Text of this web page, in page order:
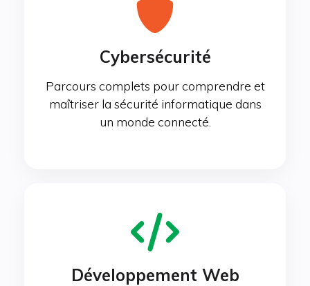
Cybersécurité
Parcours complets pour comprendre et
maîtriser la sécurité informatique dans
un monde connecté.
Développement Web